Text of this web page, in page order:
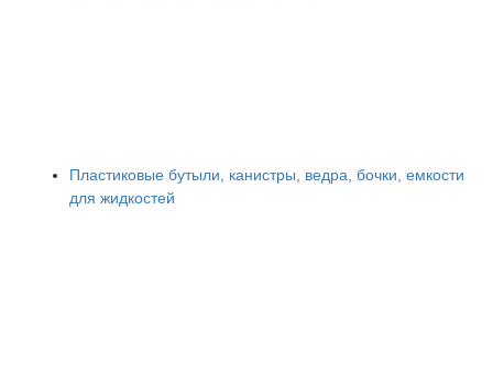
Пластиковые бутыли, канистры, ведра, бочки, емкости
для жидкостей